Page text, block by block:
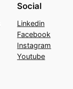
Social
Linkedin
Facebook
Instagram
Youtube